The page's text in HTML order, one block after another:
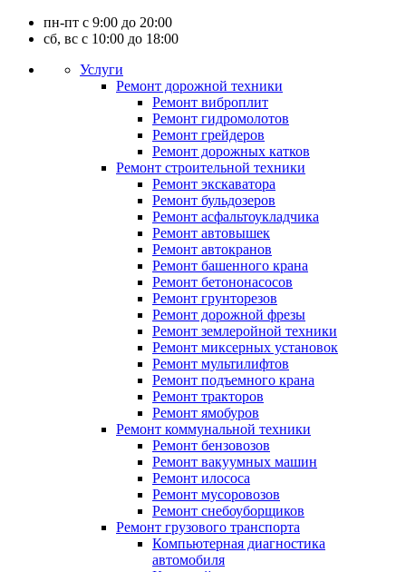
пн-пт с 9:00 до 20:00
сб, вс с 10:00 до 18:00
Услуги
Ремонт дорожной техники
Ремонт виброплит
Ремонт гидромолотов
Ремонт грейдеров
Ремонт дорожных катков
Ремонт строительной техники
Ремонт экскаватора
Ремонт бульдозеров
Ремонт асфальтоукладчика
Ремонт автовышек
Ремонт автокранов
Ремонт башенного крана
Ремонт бетононасосов
Ремонт грунторезов
Ремонт дорожной фрезы
Ремонт землеройной техники
Ремонт миксерных установок
Ремонт мультилифтов
Ремонт подъемного крана
Ремонт тракторов
Ремонт ямобуров
Ремонт коммунальной техники
Ремонт бензовозов
Ремонт вакуумных машин
Ремонт илососа
Ремонт мусоровозов
Ремонт снебоуборщиков
Ремонт грузового транспорта
Компьютерная диагностика
автомобиля